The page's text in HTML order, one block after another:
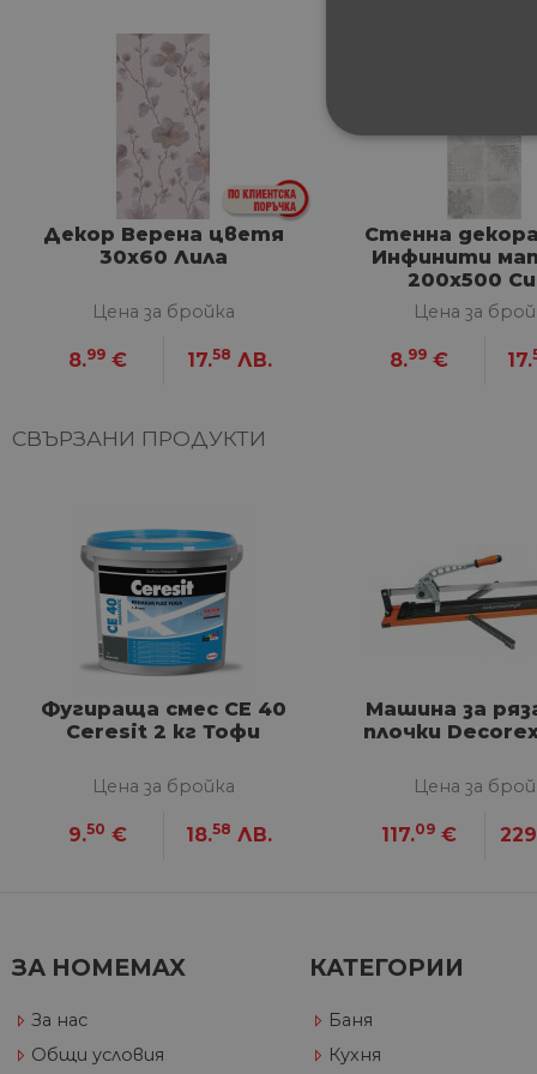
Декор Верена цветя
30x60 Лила
Цена за бройка
8.99 € 17.58 ЛВ.
Стенна
Инфинити
200x500
Цена за
8.99 € 17.
СВЪРЗАНИ ПРОДУКТИ
Фугираща смес CE 40
Ceresit 2 кг Тофи
Цена за бройка
9.50 € 18.58 ЛВ.
Машина за
плочки
Цена за
117.09 €
ЗА HOMEMAX
За нас
Общи условия
КАТЕГОРИИ
Баня
Кухня
СТРОГО
Строго
Строго необходимите
CookieScriptConsent
_ga_32J9YV418P
VISITOR_INFO1_LIVE
IDE
Име
Google Privacy Policy